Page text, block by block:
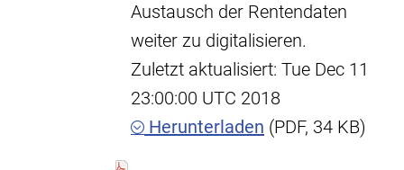
Austausch der Rentendaten
weiter zu digitalisieren.
Zuletzt aktualisiert: Tue Dec 11
23:00:00 UTC 2018
Herunterladen (PDF, 34 KB)